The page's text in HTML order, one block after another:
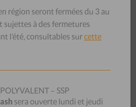
Vaud proviennent de
de ses collaborateurs et de ses
à toute personne qui a
mémoires
région seront fermées du 3 au
sujettes à des fermetures
l’été, consultables surcette
– SSP
sera ouverte lundi et jeudi